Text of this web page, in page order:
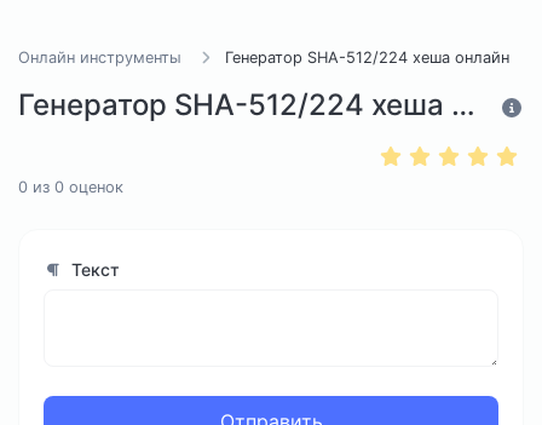
Онлайн инструменты Генератор SHA-512/224 хеша онлайн
Генератор SHA-512/224 хеша онлайн
0 из 0 оценок
Текст